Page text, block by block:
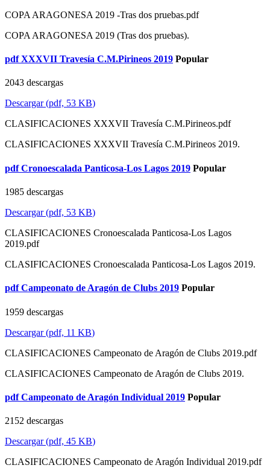
COPA ARAGONESA 2019 -Tras dos pruebas.pdf
COPA ARAGONESA 2019 (Tras dos pruebas).
pdf XXXVII Travesía C.M.Pirineos 2019 Popular
2043 descargas
Descargar(pdf, 53 KB)
CLASIFICACIONES XXXVII Travesía C.M.Pirineos.pdf
CLASIFICACIONES XXXVII Travesía C.M.Pirineos 2019.
pdf Cronoescalada Panticosa-Los Lagos 2019 Popular
1985 descargas
Descargar(pdf, 53 KB)
CLASIFICACIONES Cronoescalada Panticosa-Los Lagos
2019.pdf
CLASIFICACIONES Cronoescalada Panticosa-Los Lagos 2019.
pdf Campeonato de Aragón de Clubs 2019 Popular
1959 descargas
Descargar(pdf, 11 KB)
CLASIFICACIONES Campeonato de Aragón de Clubs 2019.pdf
CLASIFICACIONES Campeonato de Aragón de Clubs 2019.
pdf Campeonato de Aragón Individual 2019 Popular
2152 descargas
Descargar(pdf, 45 KB)
CLASIFICACIONES Campeonato de Aragón Individual 2019.pdf